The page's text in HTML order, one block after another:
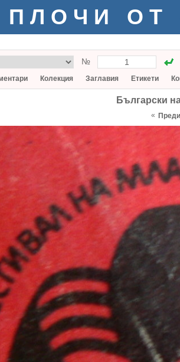
ПЛОЧИ ОТ
№
Колекция Заглавия Етикети
Български
«